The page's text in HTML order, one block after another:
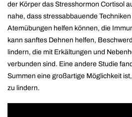
der Körper das Stresshormon Cortisol
nahe, dass stressabbauende Techniken
Atemübungen helfen können, die
kann sanftes Dehnen helfen,
lindern, die mit Erkältungen und
verbunden sind. Eine andere Studie
Summen eine großartige Möglichkeit
zu lindern.